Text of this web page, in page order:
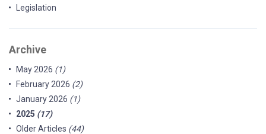
Legislation
Archive
May 2026 (1)
February 2026 (2)
January 2026 (1)
2025 (17)
Older Articles (44)